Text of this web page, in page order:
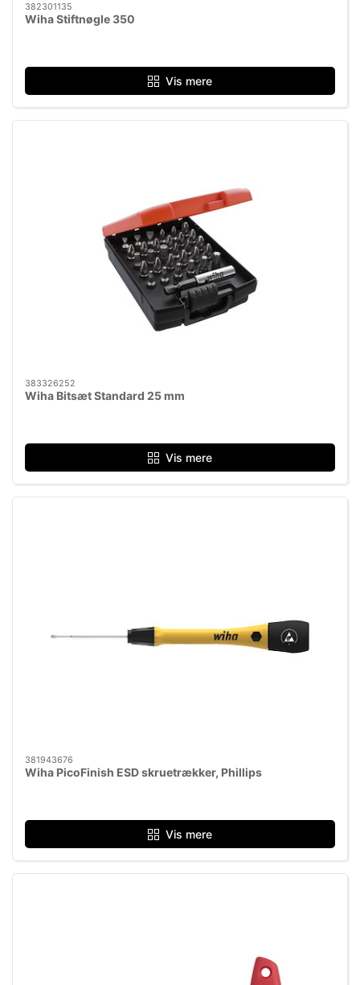
382301135
Wiha Stiftnøgle 350
Vis mere
383326252
Wiha Bitsæt Standard 25 mm
Vis mere
381943676
Wiha PicoFinish ESD skruetrækker, Phillips
Vis mere